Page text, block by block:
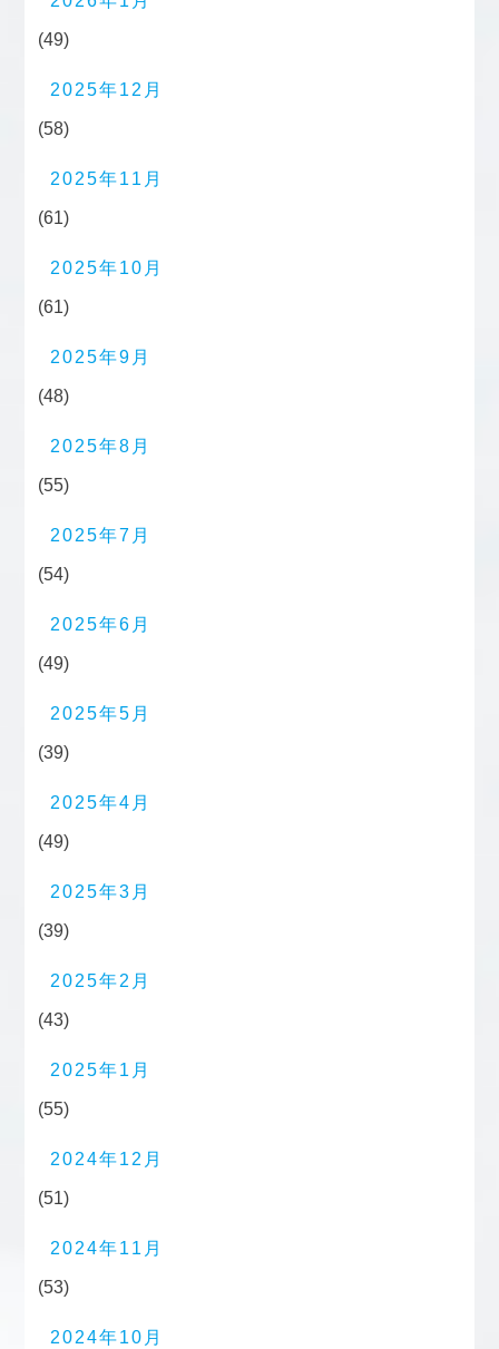
(49)
2025年12月
(58)
2025年11月
(61)
2025年10月
(61)
2025年9月
(48)
2025年8月
(55)
2025年7月
(54)
2025年6月
(49)
2025年5月
(39)
2025年4月
(49)
2025年3月
(39)
2025年2月
(43)
2025年1月
(55)
2024年12月
(51)
2024年11月
(53)
2024年10月